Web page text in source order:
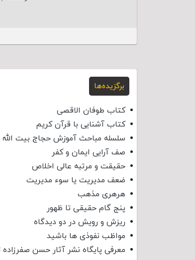
برگزیده‌ها
کتاب طوفان الاقصی
کتاب آشنایی با قرآن کریم
سلسله مباحث آموزش حجاج بیت الله
صف آرایی ایمان و کفر
حقیقت و مرتبه عالی اخلاص
ضعف مدیریت یا سوء مدیریت
هرهری مذهب
پنج گام حقیقی تا ظهور
ریزش و رویش در دو دیدگاه
مواظب نفوذی‌ ها باشید
معرفی پایگاه نشر آثار حسن صفرزاده